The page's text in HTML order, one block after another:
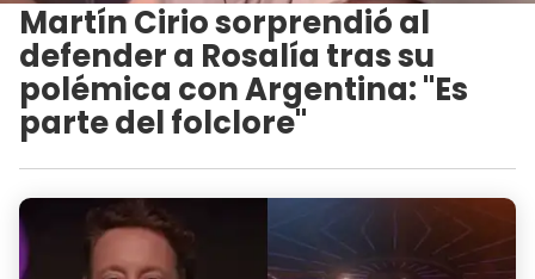
Martín Cirio sorprendió al
defender a Rosalía tras su
polémica con Argentina: "Es
parte del folclore"